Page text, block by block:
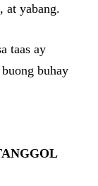
at yabang.
taas ay
buhay